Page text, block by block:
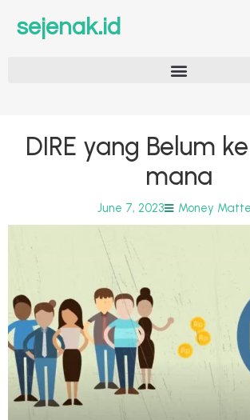
sejenak.id
DIRE yang Belum
mana
June 7, 2023 Money